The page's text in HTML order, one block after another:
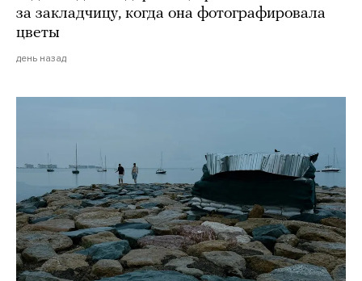
за закладчицу, когда она фотографировала
цветы
день назад